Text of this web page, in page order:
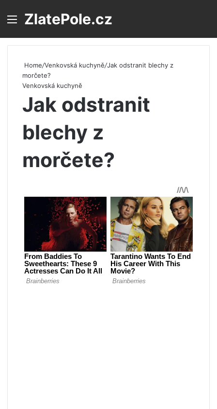
Menu
ZlatePole.cz
Home/Venkovská kuchyně/Jak odstranit blechy z
morčete?
Venkovská kuchyně
Jak odstranit
blechy z
morčete?